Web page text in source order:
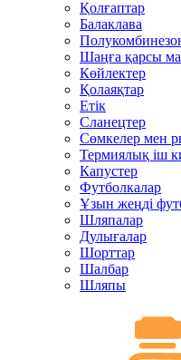
Қолғаптар
Балаклава
Шаңға қарсы
Көйлектер
Қолаяқтар
Етік
Сланецтер
Сөмкелер мен
Термиялық іш
Капустер
Футболкалар
Ұзын жеңді
Шляпалар
Дулығалар
Шорттар
Шалбар
Шляпы